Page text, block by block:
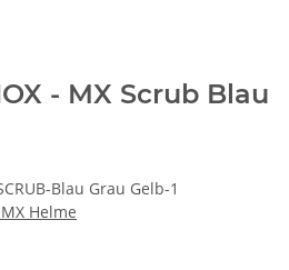
- MX Scrub Blau
Blau Grau Gelb-1
Helme